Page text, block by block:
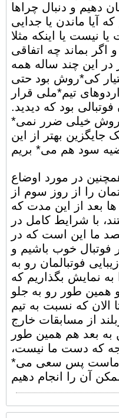
دهیم و دنبال چراها
آیا ماندن یا جدایی
نیست یا اینکه مثلا
اگر بماند چه اتفاقی
این چند ساله همه
کی*روش بود حتی
تیم*ملی قرار
بود که دیدید.
خیلی ضرر نمی*
جایگزین بهتر از این
در مورد اوضاع
را از روز سوم از
بعد از این مدت که
با شرایط کامل در
ما این است که در
فوتبال خوب باشیم و
فوتبالمان رو به
به نمایش بگذاریم که
همین طور رو به جلو
الان که نسبت به تیم
از مسابقات خارج
به بعد هم همین طور
که دست ما نیست،
ماست پس سعی می*